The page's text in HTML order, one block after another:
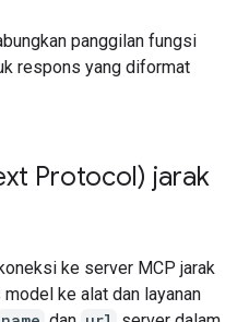
panggilan fungsi
respons yang diformat
Protocol) jarak
ke server MCP jarak
ke alat dan layanan